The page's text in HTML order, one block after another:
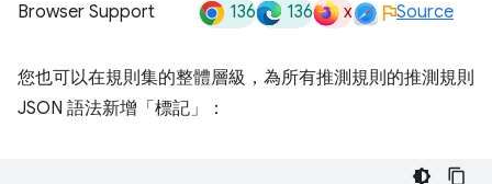
Browser Support 136 136 x Source
您也可以在規則集的整體層級，為所有推測規則的推測規則
JSON 語法新增「標記」：